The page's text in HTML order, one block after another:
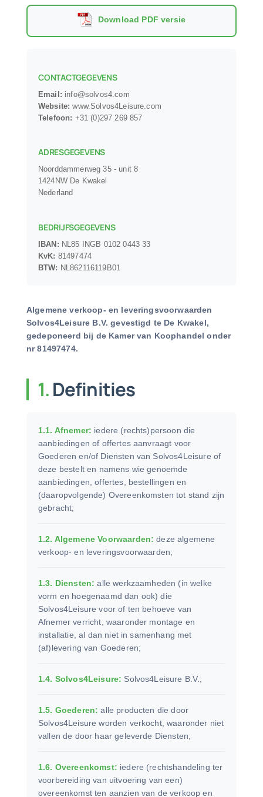
ROI Calculator
Download PDF versie
CONTACTGEGEVENS
Email: info@solvos4.com
Website: www.Solvos4Leisure.com
Telefoon: +31 (0)297 269 857
ADRESGEGEVENS
Noorddammerweg 35 - unit 8
1424NW De Kwakel
Nederland
BEDRIJFSGEGEVENS
IBAN: NL85 INGB 0102 0443 33
KvK: 81497474
BTW: NL862116119B01
Algemene verkoop- en leveringsvoorwaarden
Solvos4Leisure B.V. gevestigd te De Kwakel,
gedeponeerd bij de Kamer van Koophandel onder
nr 81497474.
1.Definities
1.1. Afnemer: iedere (rechts)persoon die
aanbiedingen of offertes aanvraagt voor
Goederen en/of Diensten van Solvos4Leisure of
deze bestelt en namens wie genoemde
aanbiedingen, offertes, bestellingen en
(daaropvolgende) Overeenkomsten tot stand zijn
gebracht;
1.2. Algemene Voorwaarden: deze algemene
verkoop- en leveringsvoorwaarden;
1.3. Diensten: alle werkzaamheden (in welke
vorm en hoegenaamd dan ook) die
Solvos4Leisure voor of ten behoeve van
Afnemer verricht, waaronder montage en
installatie, al dan niet in samenhang met
(af)levering van Goederen;
1.4. Solvos4Leisure: Solvos4Leisure B.V.;
1.5. Goederen: alle producten die door
Solvos4Leisure worden verkocht, waaronder niet
vallen de door haar geleverde Diensten;
1.6. Overeenkomst: iedere (rechtshandeling ter
voorbereiding van uitvoering van een)
overeenkomst ten aanzien van de verkoop en